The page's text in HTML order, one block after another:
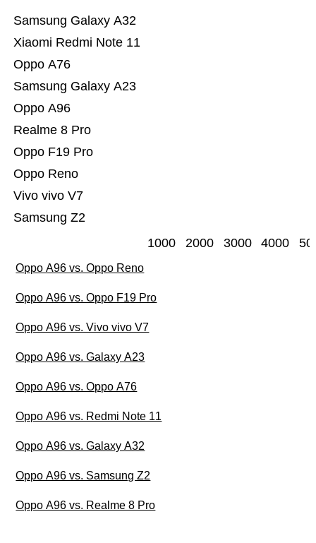
Samsung Z2
Vivo vivo V7
Oppo Reno
Oppo F19 Pro
Realme 8 Pro
Oppo A96
Samsung Galaxy A23
Oppo A76
Xiaomi Redmi Note 11
Samsung Galaxy A32
1000 2000 3000 4000
Oppo A96 vs. Oppo Reno
Oppo A96 vs. Oppo F19 Pro
Oppo A96 vs. Vivo vivo V7
Oppo A96 vs. Galaxy A23
Oppo A96 vs. Oppo A76
Oppo A96 vs. Redmi Note 11
Oppo A96 vs. Galaxy A32
Oppo A96 vs. Samsung Z2
Oppo A96 vs. Realme 8 Pro